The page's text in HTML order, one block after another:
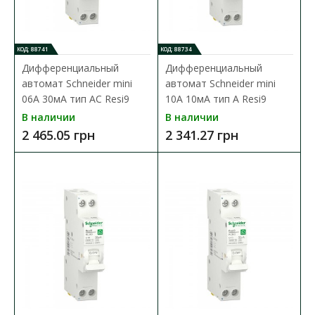
В сравнения
В закладки
КОД: 88741
Дифференциальный
автомат Schneider mini
06А 30мА тип АC Resi9
В наличии
2 465.05 грн
КОД: 88734
Дифференциальный
автомат Schneider mini
10А 10мА тип А Resi9
В наличии
2 341.27 грн